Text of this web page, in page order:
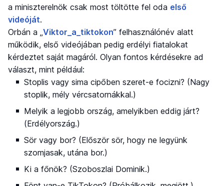
a miniszterelnök csak most töltötte fel oda első
videóját.
Orbán a „ Viktor_a_tiktokon” felhasználónév alatt
működik, első videójában pedig erdélyi fiatalokat
kérdeztet saját magáról. Olyan fontos kérdésekre ad
választ, mint például:
Stoplis vagy sima cipőben szeret-e focizni? (Nagy
stoplik, mély vércsatornákkal.)
Melyik a legjobb ország, amelyikben eddig járt?
(Erdélyország.)
Sör vagy bor? (Először sör, hogy ne legyünk
szomjasak, utána bor.)
Ki a főnök? (Szoboszlai Dominik.)